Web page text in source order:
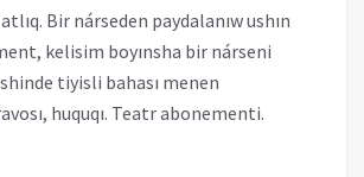
Bir nárseden paydalanıw ushın
kelisim boyınsha bir nárseni
tiyisli bahası menen
huquqı. Teatr abonementi.